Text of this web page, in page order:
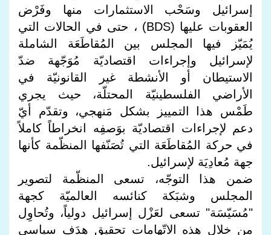
إسرائيل وسَحْب الاستثمارات منها وفَرْض
العقوبات عليها (BDS) ، حتى في الحالات التي
يُمَيّز فيها المجلس بين المُقاطَعَة الشاملة
لإسرائيل وإجراءات اقتصاديّة مُوَجّهة ضدّ
الاستيطان أو الأنشطة غير القانونيّة في
الأراضي الفلسطينيّة المحتلّة، حيث يجري
طَمْس هذا التمييز بشكل مَنهجي، وتقدّم أيّ
دعم لإجراءات اقتصاديّة بوَصفِه انخراطاً كاملاً
في حركة المُقاطَعَة التي تُصَنّفها المنظّمة كأنها
جهة مُعادِيَة لإسرائيل.
ضمن هذا التوجّه، تسعى المنظّمة لتصوير
المجلس وشبَكة كنائسه العالميّة كجهة
"مُسَيّسَة" تسعى لعَزْل إسرائيل دولياً، وتُحاوِل
من خلال هذه الاتّهامات تحقيق هدَف سياسي